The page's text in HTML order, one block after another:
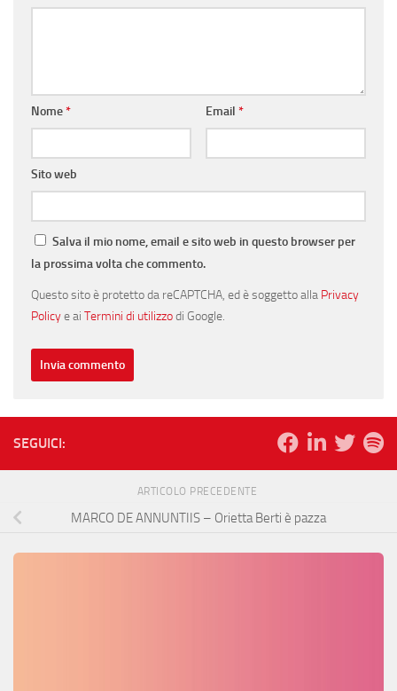
Nome* Email *
Sito web
Salva il mio nome, email e sito web in questo browser per
la prossima volta che commento.
Questo sito è protetto da reCAPTCHA, ed è soggetto alla Privacy
Policye ai Termini di utilizzodi Google.
SEGUICI:
ARTICOLO PRECEDENTE
MARCO DE ANNUNTIIS – Orietta Berti è pazza